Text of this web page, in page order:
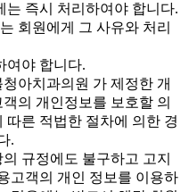
는 즉시 처리하여야 합니다.
회원에게 그 사유와 처리
여야 합니다.
아치과의원 가 제정한 개
의 개인정보를 보호할 의
따른 적법한 절차에 의한 경
.
규정에도 불구하고 고지
고객의 개인 정보를 이용하